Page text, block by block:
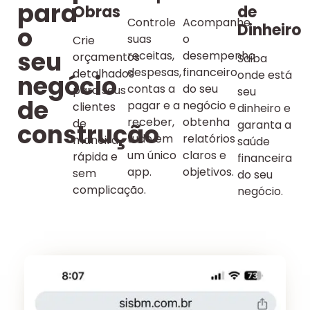
para
o
seu
negócio
de
construção
Obras
Crie
orçamentos
detalhados
para seus
clientes
de
maneira
rápida e
sem
complicação.
Controle
suas
receitas,
despesas,
contas a
pagar e a
receber,
tudo em
um único
app.
Acompanhe
o
desempenho
financeiro
do seu
negócio e
obtenha
relatórios
claros e
objetivos.
de
Dinheiro
Saiba
onde está
seu
dinheiro e
garanta a
saúde
financeira
do seu
negócio.